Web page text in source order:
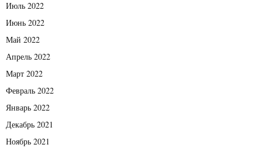
Июль 2022
Июнь 2022
Май 2022
Апрель 2022
Март 2022
Февраль 2022
Январь 2022
Декабрь 2021
Ноябрь 2021